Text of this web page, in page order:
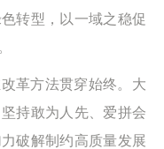
转型，以一域之稳促
革方法贯穿始终。大
持敢为人先、爱拼会
破解制约高质量发展